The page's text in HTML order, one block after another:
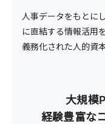
人事データをもとに
に直結する情報活用
義務化された人的資
大規模
経験豊富な